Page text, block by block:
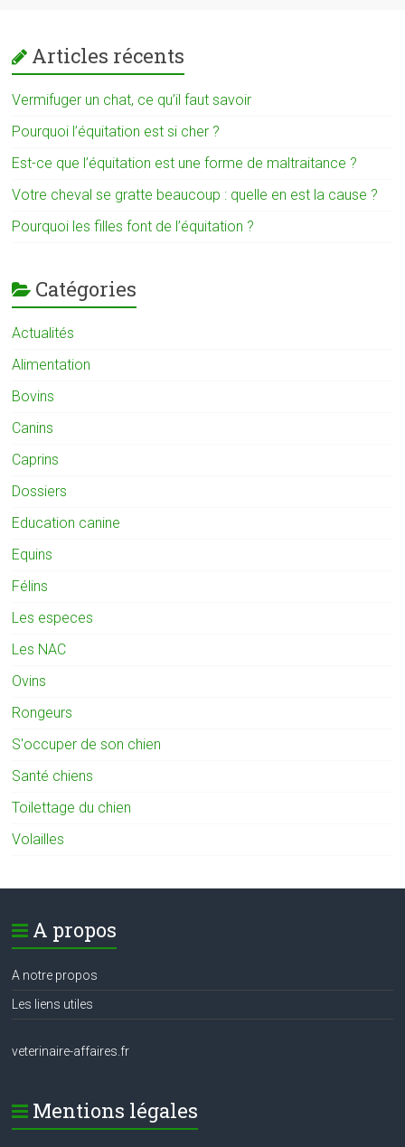
Articles récents
Vermifuger un chat, ce qu’il faut savoir
Pourquoi l’équitation est si cher ?
Est-ce que l’équitation est une forme de maltraitance ?
Votre cheval se gratte beaucoup : quelle en est la cause ?
Pourquoi les filles font de l’équitation ?
Catégories
Actualités
Alimentation
Bovins
Canins
Caprins
Dossiers
Education canine
Equins
Félins
Les especes
Les NAC
Ovins
Rongeurs
S'occuper de son chien
Santé chiens
Toilettage du chien
Volailles
A propos
A notre propos
Les liens utiles
veterinaire-affaires.fr
Mentions légales